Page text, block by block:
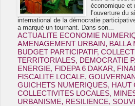
économique et
l’ouverture du
international de la démocratie
a marqué un tournant. Dans son...
ACTUALITE ECONOMIE
AMENAGEMENT URBAIN, BALLA
BUDGET PARTICIPATIF,
TERRITORIALES, DEMOCRATIE
ENERGIE, FIDEPA 6 DAKAR,
FISCALITE LOCALE,
GUICHETS NUMERIQUES, HAUT
COLLECTIVITES LOCALES,
URBANISME, RESILIENCE,